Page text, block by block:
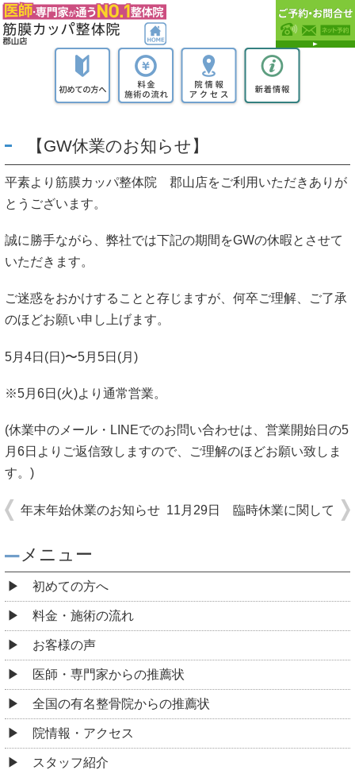
【GW休業のお知らせ】
平素より筋膜カッパ整体院 郡山店をご利用いただきありが
とうございます。
誠に勝手ながら、弊社では下記の期間をGWの休暇とさせて
いただきます。
ご迷惑をおかけすることと存じますが、何卒ご理解、ご了承
のほどお願い申し上げます。
5月4日(日)〜5月5日(月)
※5月6日(火)より通常営業。
(休業中のメール・LINEでのお問い合わせは、営業開始日の5
月6日よりご返信致しますので、ご理解のほどお願い致しま
す。)
年末年始休業のお知らせ 11月29日 臨時休業に関して
メニュー
初めての方へ
料金・施術の流れ
お客様の声
医師・専門家からの推薦状
全国の有名整骨院からの推薦状
院情報・アクセス
スタッフ紹介